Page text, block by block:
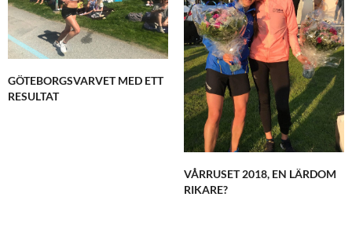
GÖTEBORGSVARVET MED ETT
RESULTAT
VÅRRUSET 2018, EN LÄRDOM
RIKARE?